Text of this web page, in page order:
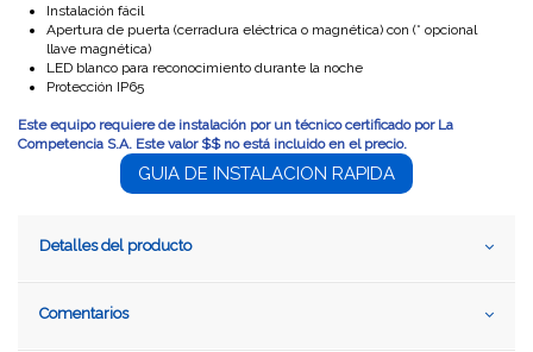
Instalación fácil
Apertura de puerta (cerradura eléctrica o magnética) con (* opcional
llave magnética)
LED blanco para reconocimiento durante la noche
Protección IP65
Este equipo requiere de instalación por un técnico certificado por La
Competencia S.A. Este valor $$ no está incluido en el precio.
GUIA DE INSTALACION RAPIDA
Detalles del producto
Comentarios